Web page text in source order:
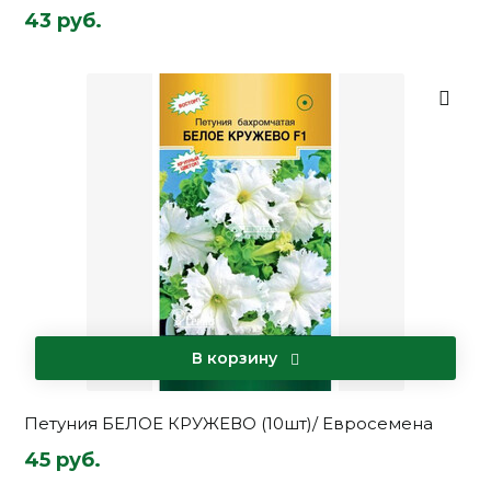
43 руб.
В корзину
Петуния БЕЛОЕ КРУЖЕВО (10шт)/ Евросемена
45 руб.